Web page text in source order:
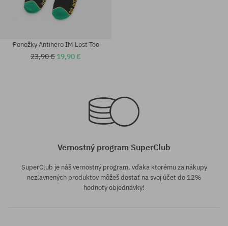
Ponožky Antihero IM Lost Too
23,90 € 19,90 €
Vernostný program SuperClub
SuperClub je náš vernostný program, vďaka ktorému za nákupy
nezľavnených produktov môžeš dostať na svoj účet do 12%
hodnoty objednávky!